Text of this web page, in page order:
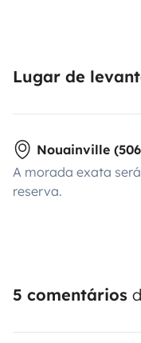
Lugar de
Nouainville
A morada exata
reserva.
5 comentários